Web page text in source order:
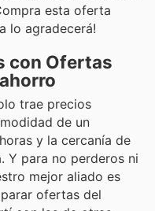
esta oferta
lo agradecerá!
con Ofertas
trae precios
de un
y la cercanía de
Y para no perderos ni
mejor aliado es
ofertas del